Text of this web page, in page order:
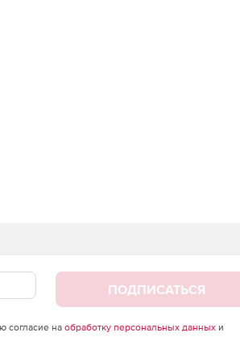
ПОДПИСАТЬСЯ
согласие на обработку персональных данныхи